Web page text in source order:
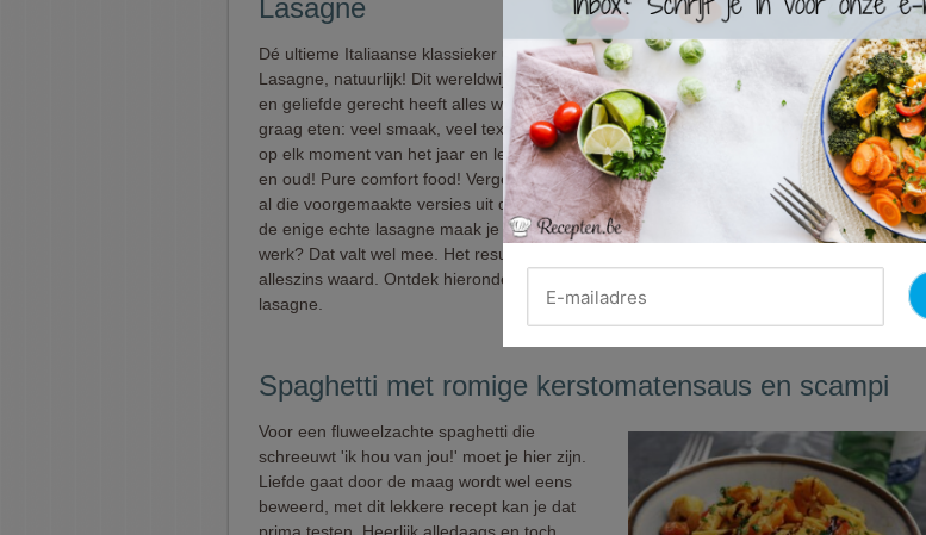
Lasagne
Dé ultieme Italiaanse klassieker uit de oven?
Lasagne, natuurlijk! Dit wereldwijd beroemde
en geliefde gerecht heeft alles waarom we
graag eten: veel smaak, veel textuur, geschikt
op elk moment van het jaar en lekker voor jong
en oud! Pure comfort food! Vergeet bovendien
al die voorgemaakte versies uit de supermarkt,
de enige echte lasagne maak je zelf. Veel
werk? Dat valt wel mee. Het resultaat is het
alleszins waard. Ontdek hieronder ons beproefd toprecept voor een klassieke, Italiaanse
lasagne.
Spaghetti met romige kerstomatensaus en scampi
Voor een fluweelzachte spaghetti die
schreeuwt 'ik hou van jou!' moet je hier zijn.
Liefde gaat door de maag wordt wel eens
beweerd, met dit lekkere recept kan je dat